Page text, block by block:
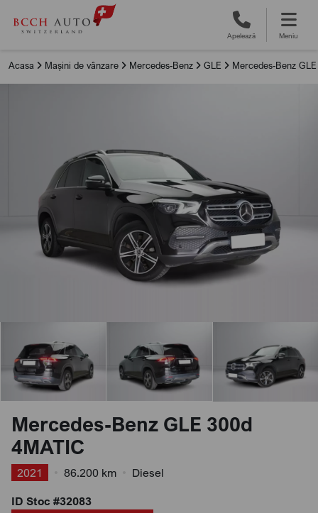
Apelează Meniu
Acasa Mașini de vânzare Mercedes-Benz GLE Mercedes-Benz
Mercedes-Benz GLE 300d
4MATIC
2021 86.200 km
Diesel
ID Stoc #32083